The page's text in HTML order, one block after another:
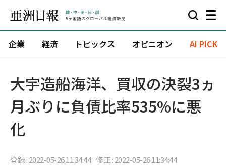
企業 経済 トピックス オピニオン AI PICK
大宇造船海洋、買収の決裂3ヵ
月ぶりに負債比率535%に悪
化
登録 : 2022-05-26 11:34:44 修正 : 2022-05-26 11:34:44